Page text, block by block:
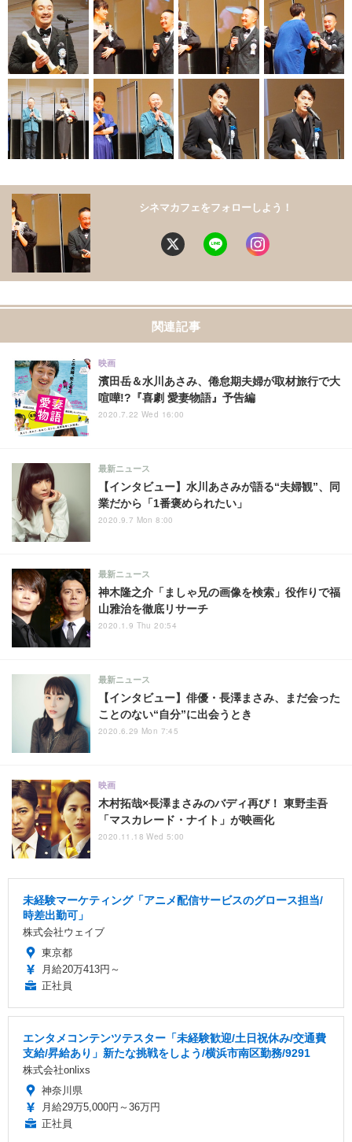
シネマカフェをフォローしよう！
関連記事
濱田岳＆水川あさみ、倦怠期夫婦が取材旅行で大
喧嘩!?『喜劇 愛妻物語』予告編
映画
2020.7.22 Wed 16:00
【インタビュー】水川あさみが語る“夫婦観”、同
業だから「1番褒められたい」
最新ニュース
2020.9.7 Mon 8:00
神木隆之介「ましゃ兄の画像を検索」役作りで福
山雅治を徹底リサーチ
最新ニュース
2020.1.9 Thu 20:54
【インタビュー】俳優・長澤まさみ、まだ会った
ことのない“自分”に出会うとき
最新ニュース
2020.6.29 Mon 7:45
木村拓哉×長澤まさみのバディ再び！ 東野圭吾
「マスカレード・ナイト」が映画化
映画
2020.11.18 Wed 5:00
未経験マーケティング「アニメ配信サービスのグロース担当/
時差出勤可」
株式会社ウェイブ
東京都
月給20万413円～
正社員
エンタメコンテンツテスター「未経験歓迎/土日祝休み/交通費
支給/昇給あり」新たな挑戦をしよう/横浜市南区勤務/9291
株式会社onlixs
神奈川県
月給29万5,000円～36万円
正社員